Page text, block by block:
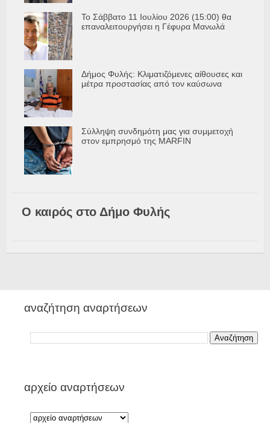
Το Σάββατο 11 Ιουλίου 2026 (15:00) θα
επαναλειτουργήσει η Γέφυρα Μανωλά
Δήμος Φυλής: Κλιματιζόμενες αίθουσες και
μέτρα προστασίας από τον καύσωνα
Σύλληψη συνδημότη μας για συμμετοχή
στον εμπρησμό της MARFIN
Ο καιρός στο Δήμο Φυλής
αναζήτηση αναρτήσεων
αρχείο αναρτήσεων